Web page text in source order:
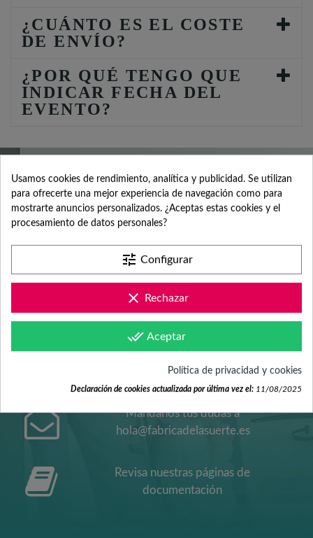
¿CUÁNTO ES EL COSTE
DE ENVÍO?
¿POR QUÉ TENGO QUE
INDICAR FECHA DEL
EVENTO?
SERVICIO DE
ATENCIÓN AL
CLIENTE
Mándanos tus dudas a
hola@fabricadelasuerte.es
Revisa nuestras páginas de
documentación
Usamos cookies de rendimiento, analítica y publicidad. Se utilizan
para ofrecerte una mejor experiencia de navegación como para
mostrarte anuncios personalizados. ¿Aceptas estas cookies y el
procesamiento de datos personales?
tune Configurar
clear Rechazar
done_all Aceptar
Política de privacidad y cookies
Declaración de cookies actualizada por última vez el: 11/08/2025